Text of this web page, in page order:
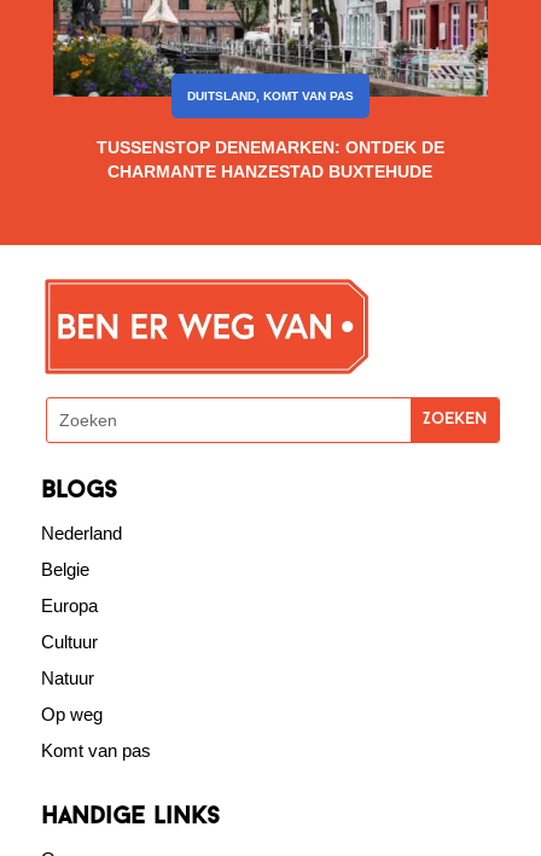
TUSSENSTOP DENEMARKEN: ONTDEK DE
CHARMANTE HANZESTAD BUXTEHUDE
DUITSLAND, KOMT VAN PAS
blogs
Nederland
Belgie
Europa
Cultuur
Natuur
Op weg
Komt van pas
Handige links